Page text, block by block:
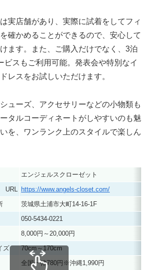
実店舗があり、実際に試着をしてフィ
確かめることができるので、安心して
ます。また、ご購入だけでなく、3泊
ビスもご利用可能。発表会や特別なイ
レスをお試しいただけます。
ューズ、アクセサリーなどの小物類も
タルコーディネートがしやすいのも魅
を、ワンランク上のスタイルで楽しん
エンジェルスクローゼット
URL
https://www.angels-closet.com/
茨城県土浦市大町14-16-1F
050-5434-0221
8,000円～20,000円
ズ
70cm～170cm
全国一律780円※沖縄1,990円